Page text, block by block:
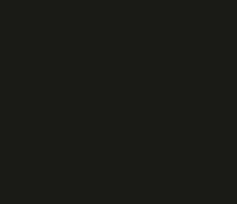
e precisa de
dos oito
de derrota para
Sub-20